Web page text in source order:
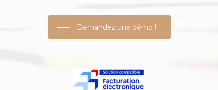
Demandez une démo !